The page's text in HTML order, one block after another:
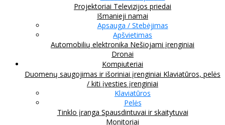
Projektoriai Televizijos priedai
Išmanieji namai
Apsauga / Stebėjimas
Apšvietimas
Automobilių elektronika Nešiojami įrenginiai
Dronai
Kompiuteriai
Duomenų saugojimas ir išoriniai įrenginiai Klaviatūros, pelės
/ kiti įvesties įrenginiai
Klaviatūros
Pelės
Tinklo įranga Spausdintuvai ir skaitytuvai
Monitoriai